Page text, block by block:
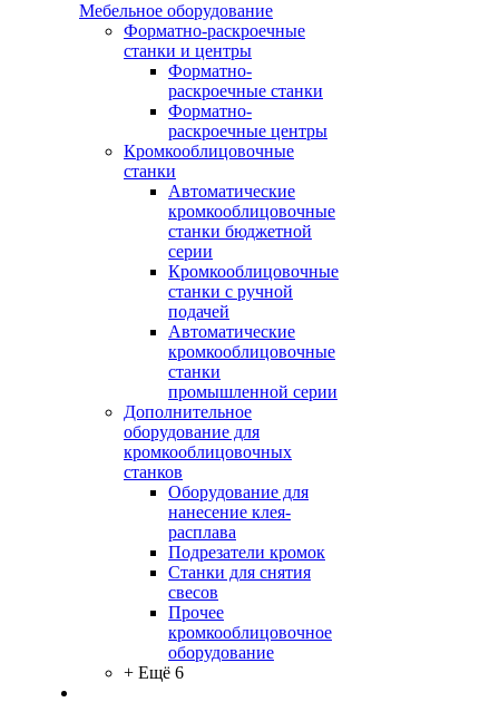
Мебельное оборудование
Форматно-раскроечные
станки и центры
Форматно-
раскроечные станки
Форматно-
раскроечные центры
Кромкооблицовочные
станки
Автоматические
кромкооблицовочные
станки бюджетной
серии
Кромкооблицовочные
станки с ручной
подачей
Автоматические
кромкооблицовочные
станки
промышленной серии
Дополнительное
оборудование для
кромкооблицовочных
станков
Оборудование для
нанесение клея-
расплава
Подрезатели кромок
Станки для снятия
свесов
Прочее
кромкооблицовочное
оборудование
+ Ещё 6